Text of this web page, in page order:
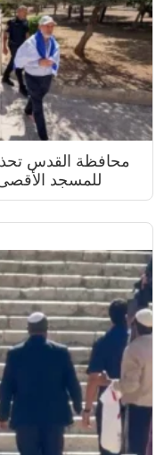
محافظة القدس
للمسجد الأقصى